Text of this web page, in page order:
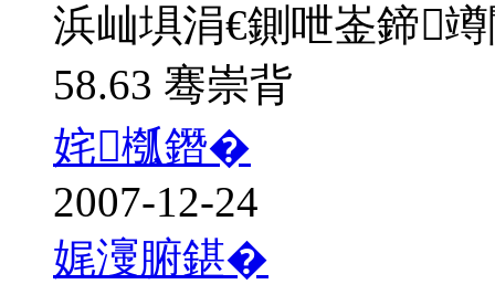
浜屾埧涓€鍘呭崟鍗
58.63 骞崇背
姹槬鐕�
2007-12-24
娓濅腑鍖�